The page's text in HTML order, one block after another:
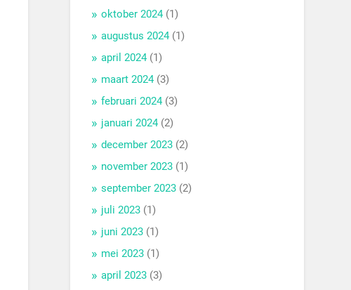
oktober 2024 (1)
augustus 2024 (1)
april 2024 (1)
maart 2024 (3)
februari 2024 (3)
januari 2024 (2)
december 2023 (2)
november 2023 (1)
september 2023 (2)
juli 2023 (1)
juni 2023 (1)
mei 2023 (1)
april 2023 (3)